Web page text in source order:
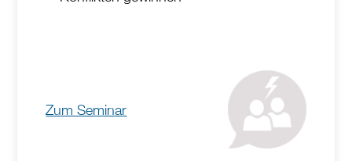
Zum Seminar